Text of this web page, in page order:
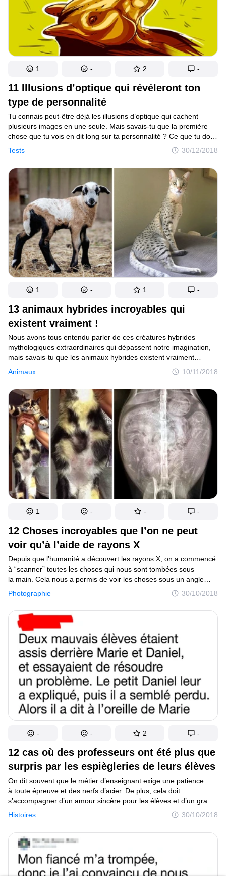
De cette façon, les douze premiers animaux à atteindre le but
seraient choisis pour composer ce calendrier.
11 Illusions d’optique qui révéleront ton
type de personnalité
Tests 30/12/2018
Tu connais peut-être déjà les illusions d’optique qui cachent
plusieurs images en une seule. Mais savais-tu que la première
chose que tu vois en dit long sur ta personnalité ? Ce que tu dois
faire est simple : regarde les illustrations suivantes, fais attention
à la première chose que tu vois dans chacune d’elles, puis lis
ce que cela révèle sur toi.
1 - 2 -
13 animaux hybrides incroyables qui
existent vraiment !
Animaux 10/11/2018
Nous avons tous entendu parler de ces créatures hybrides
mythologiques extraordinaires qui dépassent notre imagination,
mais savais-tu que les animaux hybrides existent vraiment
et qu’ils sont tout aussi impressionnants ? Non ? Alors,
si tu es piqué par la curiosité, reste avec nous pour les découvrir !
Les hybrides sont en général des “accidents” de la nature,
lorsque deux espèces différentes se reproduisent ensemble,
mais ils sont aussi, dans certains cas, le fruit d’un processus
biologique artificiel appelé “hybridation somatique”.
1 - 1 -
12 Choses incroyables que l’on ne peut
voir qu’à l’aide de rayons X
Photographie 30/10/2018
Depuis que l’humanité a découvert les rayons X, on a commencé
à “scanner” toutes les choses qui nous sont tombées sous
la main. Cela nous a permis de voir les choses sous un angle
différent. Grâce à cette technique fascinante, on connaît
désormais les secrets de certains phénomènes naturels,
différents processus du corps humain et les règles selon
lesquelles vivent les animaux.
1 - - -
12 cas où des professeurs ont été plus que
surpris par les espiègleries de leurs élèves
Histoires 30/10/2018
On dit souvent que le métier d’enseignant exige une patience
à toute épreuve et des nerfs d’acier. De plus, cela doit
s’accompagner d’un amour sincère pour les élèves et d’un grand
sens de l’humour. Les histoires vraies que partagent ces profs
montrent une fois de plus que, sans cet ensemble de qualités
humaines, ils ne pourraient tout simplement pas enseigner, car
les élèves sont capables de leur en faire voir de toutes les
couleurs...
- - 2 -